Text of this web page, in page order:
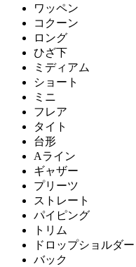
ワッペン
コクーン
ロング
ひざ下
ミディアム
ショート
ミニ
フレア
タイト
台形
Aライン
ギャザー
プリーツ
ストレート
パイピング
トリム
ドロップショルダー
バック